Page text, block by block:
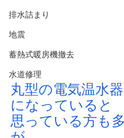
排水詰まり
地震
蓄熱式暖房機撤去
水道修理
丸型の電気温水
になっていると
思っている方も